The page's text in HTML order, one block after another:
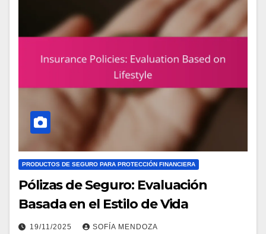
PRODUCTOS DE SEGURO PARA PROTECCIÓN FINANCIERA
Pólizas de Seguro: Evaluación
Basada en el Estilo de Vida
19/11/2025 SOFÍA MENDOZA